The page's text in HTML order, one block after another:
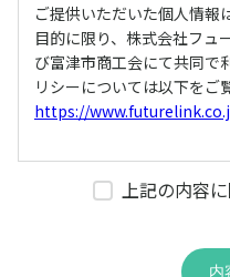
ご提供いただいた個人情報
目的に限り、株式会社フュ
び富津市商工会にて共同で
リシーについては以下をご
https://
上記の内容
内